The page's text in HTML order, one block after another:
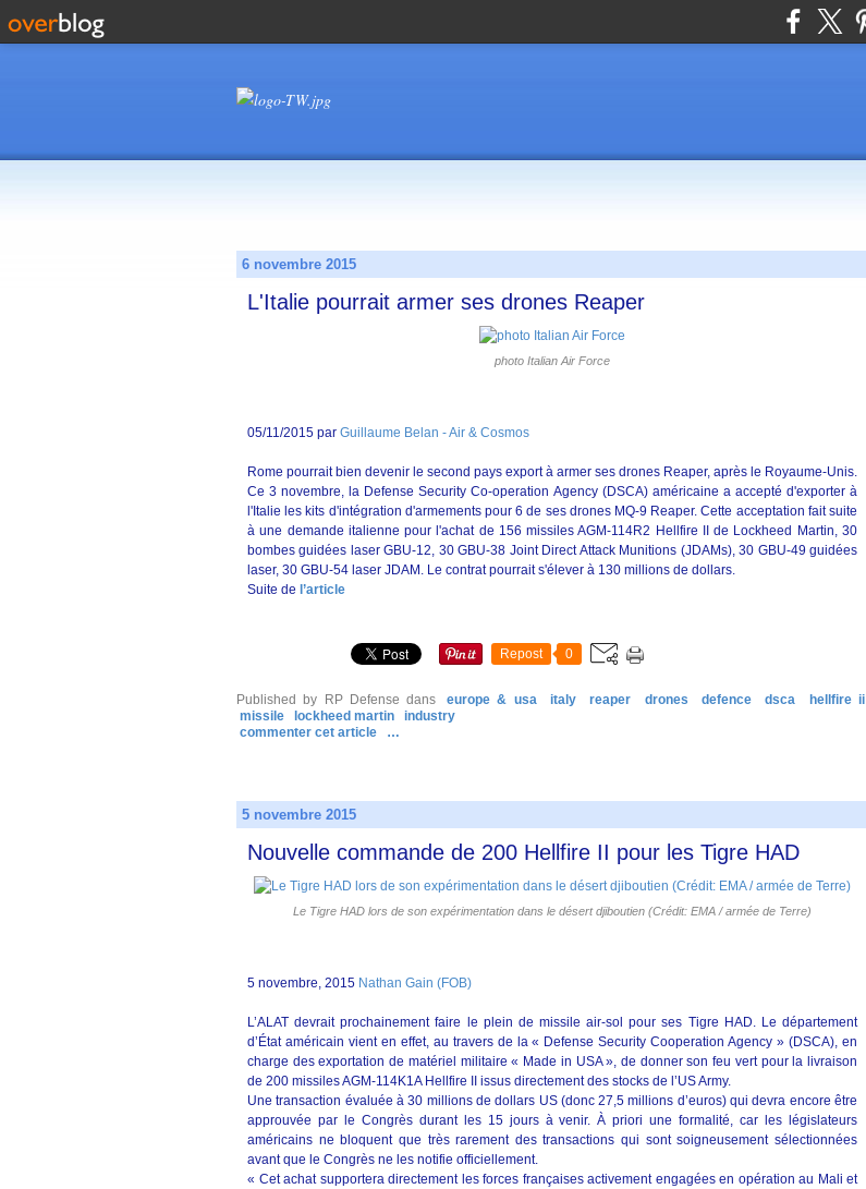
6 novembre 2015
L'Italie pourrait armer ses drones Reaper
photo Italian Air Force
05/11/2015 par Guillaume Belan - Air & Cosmos
Rome pourrait bien devenir le second pays export à armer ses drones Reaper, après le Royaume-Unis.
Ce 3 novembre, la Defense Security Co-operation Agency (DSCA) américaine a accepté d'exporter à
l'Italie les kits d'intégration d'armements pour 6 de ses drones MQ-9 Reaper. Cette acceptation fait suite
à une demande italienne pour l'achat de 156 missiles AGM-114R2 Hellfire II de Lockheed Martin, 30
bombes guidées laser GBU-12, 30 GBU-38 Joint Direct Attack Munitions (JDAMs), 30 GBU-49 guidées
laser, 30 GBU-54 laser JDAM. Le contrat pourrait s'élever à 130 millions de dollars.
Suite de l’article
Repost 0
Published by RP Defense dans europe & usa italy reaper drones defence dsca
hellfire ii
missile
lockheed martin
industry
commenter cet article
…
5 novembre 2015
Nouvelle commande de 200 Hellfire II pour les Tigre HAD
Le Tigre HAD lors de son expérimentation dans le désert djiboutien (Crédit: EMA / armée de Terre)
5 novembre, 2015 Nathan Gain (FOB)
L’ALAT devrait prochainement faire le plein de missile air-sol pour ses Tigre HAD. Le département
d’État américain vient en effet, au travers de la « Defense Security Cooperation Agency » (DSCA), en
charge des exportation de matériel militaire « Made in USA », de donner son feu vert pour la livraison
de 200 missiles AGM-114K1A Hellfire II issus directement des stocks de l’US Army.
Une transaction évaluée à 30 millions de dollars US (donc 27,5 millions d’euros) qui devra encore être
approuvée par le Congrès durant les 15 jours à venir. À priori une formalité, car les législateurs
américains ne bloquent que très rarement des transactions qui sont soigneusement sélectionnées
avant que le Congrès ne les notifie officiellement.
« Cet achat supportera directement les forces françaises activement engagées en opération au Mali et